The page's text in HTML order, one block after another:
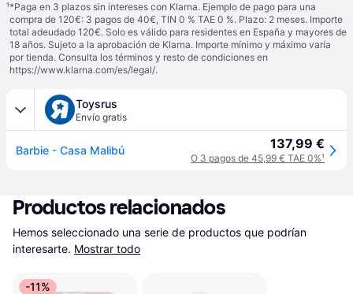
¹*Paga en 3 plazos sin intereses con Klarna. Ejemplo de pago para una
compra de 120€: 3 pagos de 40€, TIN 0 % TAE 0 %. Plazo: 2 meses. Importe
total adeudado 120€. Solo es válido para residentes en España y mayores de
18 años. Sujeto a la aprobación de Klarna. Importe mínimo y máximo varía
por tienda. Consulta los términos y resto de condiciones en
https://www.klarna.com/es/legal/.
Toysrus
Envío gratis
Barbie - Casa Malibú 137,99 €
O 3 pagos de 45,99 € TAE 0%¹
Productos relacionados
Hemos seleccionado una serie de productos que podrían
interesarte. Mostrar todo
-11%